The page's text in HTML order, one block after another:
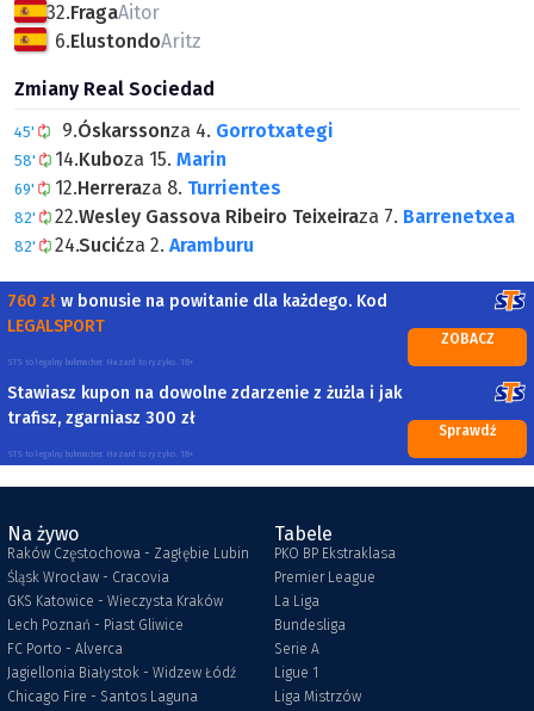
32.FragaAitor
6.ElustondoAritz
Zmiany Real Sociedad
45' 9.Óskarssonza 4. Gorrotxategi
58' 14.Kuboza 15. Marin
69' 12.Herreraza 8. Turrientes
82' 22.Wesley Gassova Ribeiro Teixeiraza 7. Barrenetxea
82' 24.Sucićza 2. Aramburu
760 zł w bonusie na powitanie dla każdego. Kod
LEGALSPORT
STS to legalny bukmacher. Hazard to ryzyko. 18+
ZOBACZ
Stawiasz kupon na dowolne zdarzenie z żużla i jak
trafisz, zgarniasz 300 zł
STS to legalny bukmacher. Hazard to ryzyko. 18+
Sprawdź
Na żywo
Raków Częstochowa - Zagłębie Lubin
Śląsk Wrocław - Cracovia
GKS Katowice - Wieczysta Kraków
Lech Poznań - Piast Gliwice
FC Porto - Alverca
Jagiellonia Białystok - Widzew Łódź
Chicago Fire - Santos Laguna
Tabele
PKO BP Ekstraklasa
Premier League
La Liga
Bundesliga
Serie A
Ligue 1
Liga Mistrzów